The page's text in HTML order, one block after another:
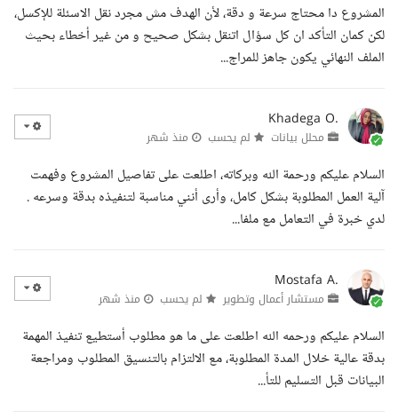
المشروع دا محتاج سرعة و دقة، لأن الهدف مش مجرد نقل الاسئلة للإكسل،
لكن كمان التأكد ان كل سؤال اتنقل بشكل صحيح و من غير أخطاء بحيث
الملف النهائي يكون جاهز للمراج...
Khadega O.
محلل بيانات لم يحسب منذ شهر
السلام عليكم ورحمة الله وبركاته، اطلعت على تفاصيل المشروع وفهمت
آلية العمل المطلوبة بشكل كامل، وأرى أنني مناسبة لتنفيذه بدقة وسرعه .
لدي خبرة في التعامل مع ملفا...
Mostafa A.
مستشار أعمال وتطوير لم يحسب منذ شهر
السلام عليكم ورحمه الله اطلعت على ما هو مطلوب أستطيع تنفيذ المهمة
بدقة عالية خلال المدة المطلوبة، مع الالتزام بالتنسيق المطلوب ومراجعة
البيانات قبل التسليم للتأ...